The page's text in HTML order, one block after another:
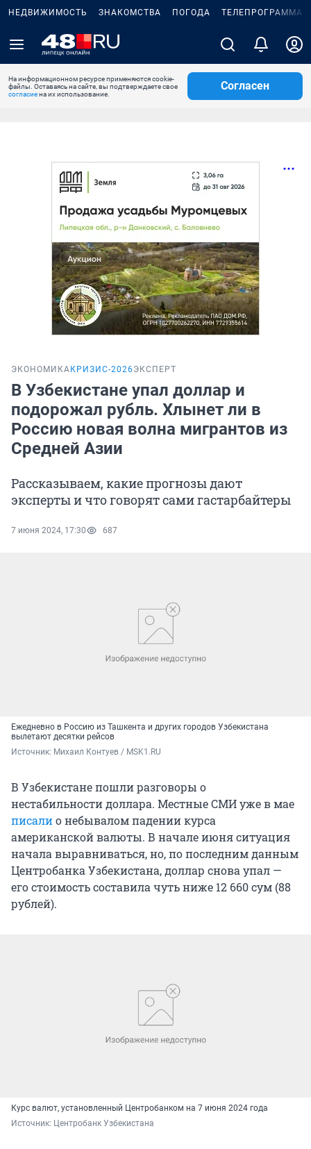
НЕДВИЖИМОСТЬ ЗНАКОМСТВА ПОГОДА ТЕЛЕПРОГРАММА
На информационном ресурсе применяются cookie-
файлы. Оставаясь на сайте, вы подтверждаете свое
согласиена их использование.
Согласен
ЭКОНОМИКА КРИЗИС-2026ЭКСПЕРТ
В Узбекистане упал доллар и
подорожал рубль. Хлынет ли в
Россию новая волна мигрантов из
Средней Азии
Рассказываем, какие прогнозы дают
эксперты и что говорят сами гастарбайтеры
7 июня 2024, 17:30 687
Ежедневно в Россию из Ташкента и других городов Узбекистана
вылетают десятки рейсов
Источник: Михаил Контуев / MSK1.RU
В Узбекистане пошли разговоры о
нестабильности доллара. Местные СМИ уже в мае
писалио небывалом падении курса
американской валюты. В начале июня ситуация
начала выравниваться, но, по последним данным
Центробанка Узбекистана, доллар снова упал —
его стоимость составила чуть ниже 12 660 сум (88
рублей).
Курс валют, установленный Центробанком на 7 июня 2024 года
Источник: Центробанк Узбекистана